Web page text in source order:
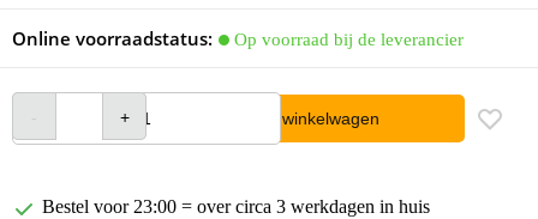
Online voorraadstatus: Op voorraad bij de leverancier
In winkelwagen
Bestel voor 23:00 = over circa 3 werkdagen in huis